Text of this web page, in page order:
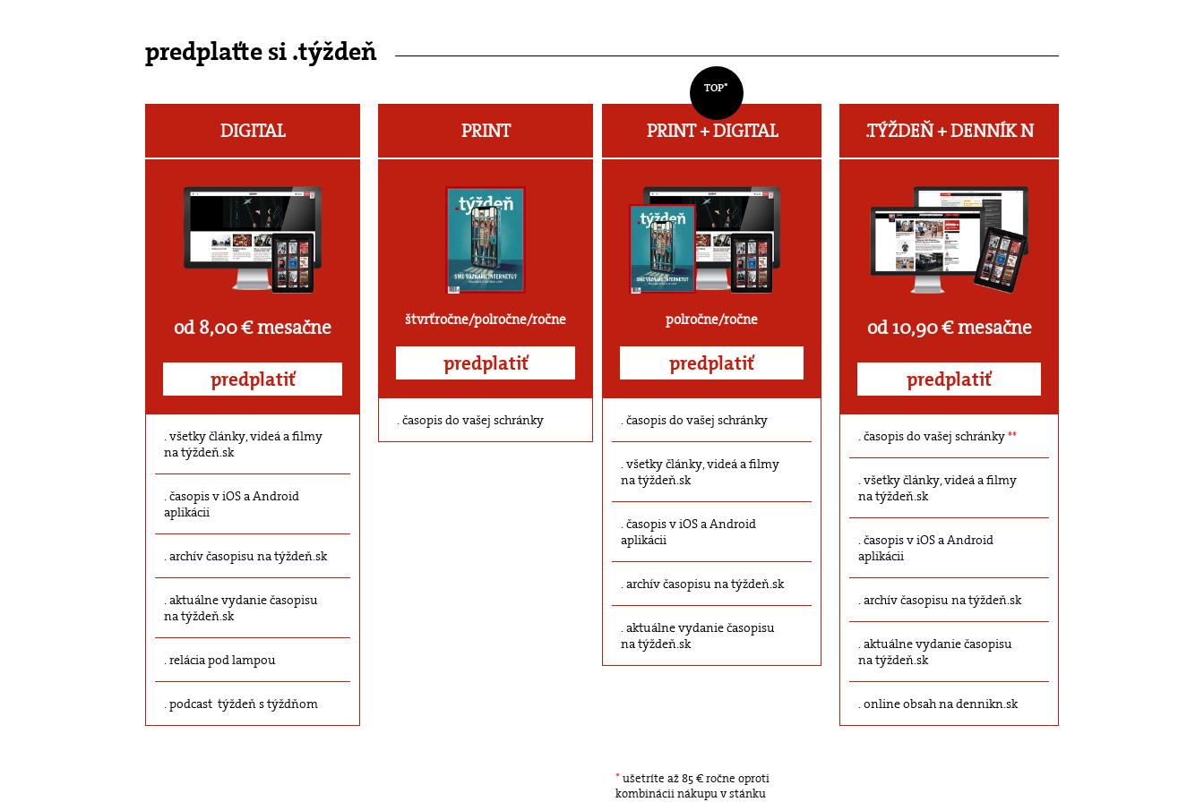
predplaťte si .týždeň
DIGITAL
od 8,00 € mesačne
predplatiť
všetky články, videá a filmy
na týždeň.sk
časopis v iOS a Android
aplikácii
archív časopisu na týždeň.sk
aktuálne vydanie časopisu
na týždeň.sk
relácia pod lampou
podcast týždeň s týždňom
PRINT
štvrťročne/polročne/ročne
predplatiť
časopis do vašej schránky
TOP*
PRINT + DIGITAL
polročne/ročne
predplatiť
časopis do vašej schránky
všetky články, videá a filmy
na týždeň.sk
časopis v iOS a Android
aplikácii
archív časopisu na týždeň.sk
aktuálne vydanie časopisu
na týždeň.sk
.TÝŽDEŇ +DENNÍK N
od 10,90 € mesačne
predplatiť
časopis do vašej schránky**
všetky články, videá a filmy
na týždeň.sk
časopis v iOS a Android
aplikácii
archív časopisu na týždeň.sk
aktuálne vydanie časopisu
na týždeň.sk
online obsah na dennikn.sk
* ušetríte až 85 € ročne oproti
kombinácii nákupu v stánku